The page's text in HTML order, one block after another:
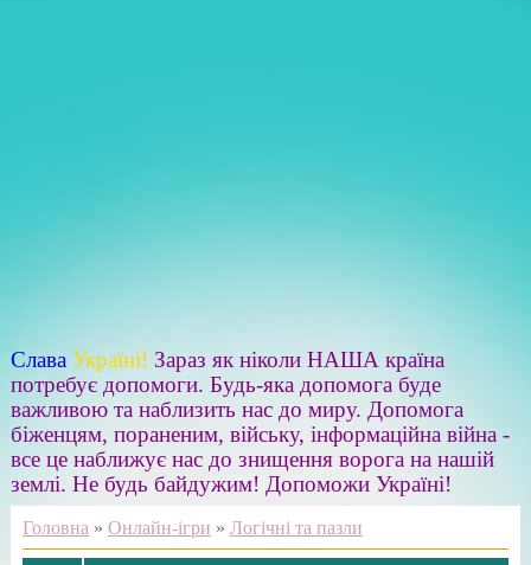
Слава Україні! Зараз як ніколи НАША країна
потребує допомоги. Будь-яка допомога буде
важливою та наблизить нас до миру. Допомога
біженцям, пораненим, війську, інформаційна війна -
все це наближує нас до знищення ворога на нашій
землі. Не будь байдужим! Допоможи Україні!
Головна » Онлайн-ігри » Логічні та пазли